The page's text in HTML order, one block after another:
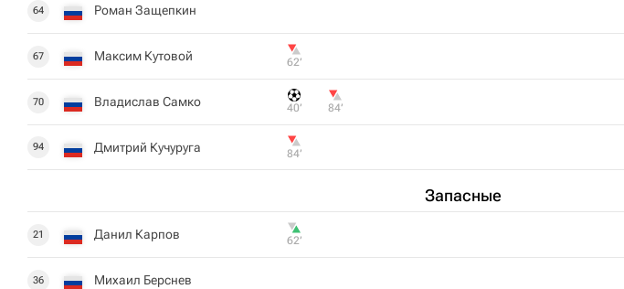
64 Роман Защепкин
67 Максим Кутовой 62‎’‎
70 Владислав Самко 40‎’‎ 84‎’‎
94 Дмитрий Кучуруга 84‎’‎
Запасные
21 Данил Карпов 62‎’‎
36 Михаил Берснев